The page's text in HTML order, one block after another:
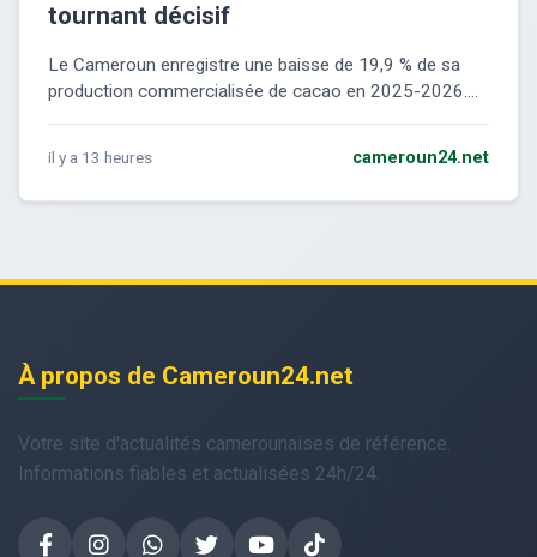
tournant décisif
Le Cameroun enregistre une baisse de 19,9 % de sa
production commercialisée de cacao en 2025-2026....
il y a 13 heures cameroun24.net
À propos de Cameroun24.net
Votre site d'actualités camerounaises de référence.
Informations fiables et actualisées 24h/24.